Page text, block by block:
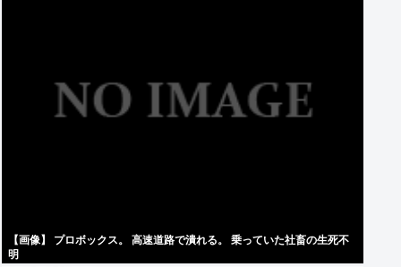
【画像】 プロボックス。 高速道路で潰れる。 乗っていた社畜の生死不
明